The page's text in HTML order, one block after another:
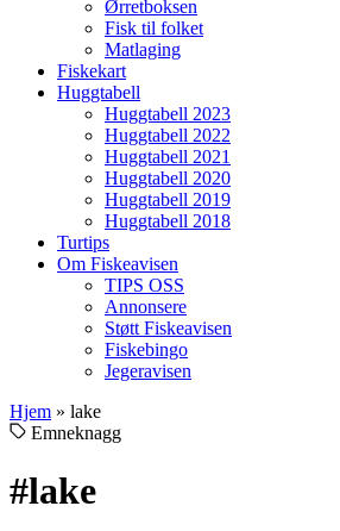
Ørretboksen
Fisk til folket
Matlaging
Fiskekart
Huggtabell
Huggtabell 2023
Huggtabell 2022
Huggtabell 2021
Huggtabell 2020
Huggtabell 2019
Huggtabell 2018
Turtips
Om Fiskeavisen
TIPS OSS
Annonsere
Støtt Fiskeavisen
Fiskebingo
Jegeravisen
Hjem » lake
Emneknagg
#lake